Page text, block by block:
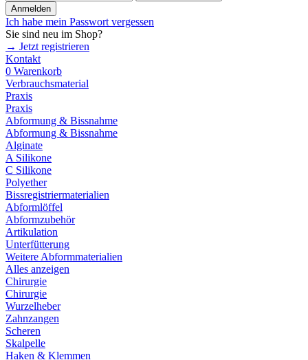
Anmelden
Ich habe mein Passwort vergessen
Sie sind neu im Shop?
→ Jetzt registrieren
Kontakt
0 Warenkorb
Verbrauchsmaterial
Praxis
Praxis
Abformung & Bissnahme
Abformung & Bissnahme
Alginate
A Silikone
C Silikone
Polyether
Bissregistriermaterialien
Abformlöffel
Abformzubehör
Artikulation
Unterfütterung
Weitere Abformmaterialien
Alles anzeigen
Chirurgie
Chirurgie
Wurzelheber
Zahnzangen
Scheren
Skalpelle
Haken & Klemmen